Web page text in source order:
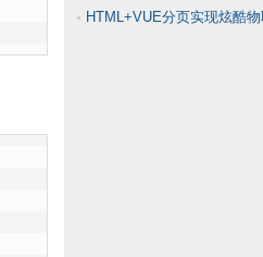
HTML+VUE分页实现炫酷